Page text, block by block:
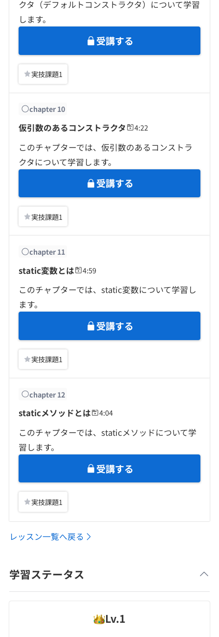
クタ（デフォルトコンストラクタ）について学習
します。
受講する
実技課題1
chapter10
仮引数のあるコンストラクタ 4:22
このチャプターでは、仮引数のあるコンストラ
クタについて学習します。
受講する
実技課題1
chapter11
static変数とは 4:59
このチャプターでは、static変数について学習し
ます。
受講する
実技課題1
chapter12
staticメソッドとは 4:04
このチャプターでは、staticメソッドについて学
習します。
受講する
実技課題1
レッスン一覧へ戻る
学習ステータス
Lv.1